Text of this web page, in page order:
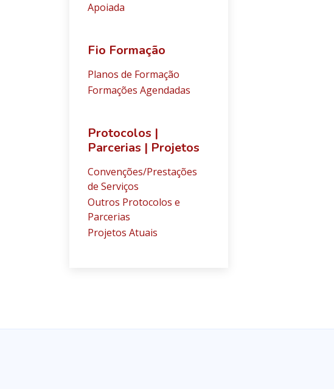
Apoiada
Fio Formação
Planos de Formação
Formações Agendadas
Protocolos |
Parcerias | Projetos
Convenções/Prestações
de Serviços
Outros Protocolos e
Parcerias
Projetos Atuais